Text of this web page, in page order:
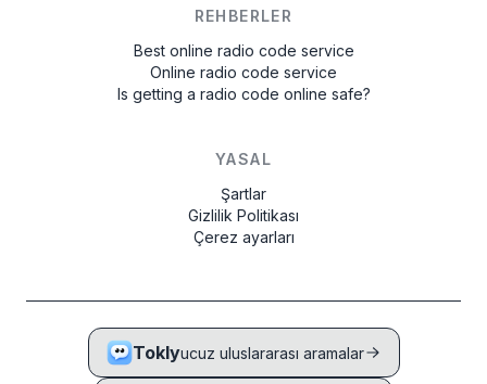
REHBERLER
Best online radio code service
Online radio code service
Is getting a radio code online safe?
YASAL
Şartlar
Gizlilik Politikası
Çerez ayarları
Toklyucuz uluslararası aramalar